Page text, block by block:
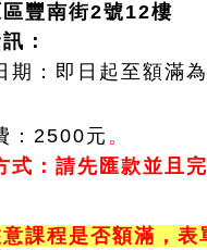
豐南街2號12樓
：
期：即日起至額滿
： 2500元 。
式： 請先匯款並且
課程是否額滿，表